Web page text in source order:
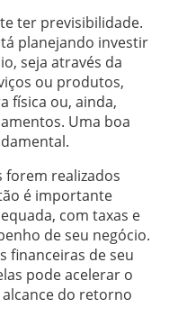
ter previsibilidade.
planejando investir
seja através da
ou produtos,
física ou, ainda,
Uma boa
forem realizados
é importante
com taxas e
de seu negócio.
financeiras de seu
pode acelerar o
do retorno